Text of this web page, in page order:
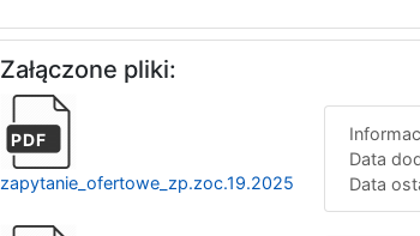
Załączone pliki:
PDF
zapytanie_ofertowe_zp.zoc.19.2025
Data
Data